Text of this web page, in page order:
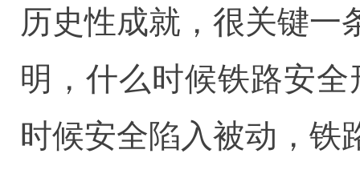
历史性成就，很关键一
明，什么时候铁路安
时候安全陷入被动，铁